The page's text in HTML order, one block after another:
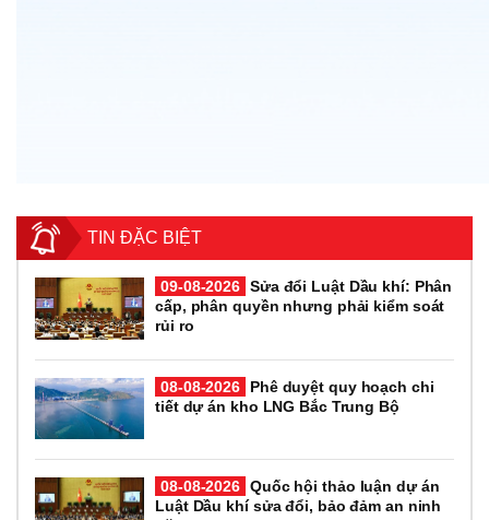
TIN ĐẶC BIỆT
09-08-2026 Sửa đổi Luật Dầu khí: Phân
cấp, phân quyền nhưng phải kiểm soát
rủi ro
08-08-2026
Phê duyệt quy hoạch chi
tiết dự án kho LNG Bắc Trung Bộ
08-08-2026 Quốc hội thảo luận dự án
Luật Dầu khí sửa đổi, bảo đảm an ninh